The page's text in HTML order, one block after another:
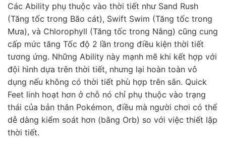
Các Ability phụ thuộc vào thời tiết như Sand Rush
(Tăng tốc trong Bão cát), Swift Swim (Tăng tốc trong
Mưa), và Chlorophyll (Tăng tốc trong Nắng) cũng cung
cấp mức tăng Tốc độ 2 lần trong điều kiện thời tiết
tương ứng. Những Ability này mạnh mẽ khi kết hợp với
đội hình dựa trên thời tiết, nhưng lại hoàn toàn vô
dụng nếu không có thời tiết phù hợp trên sân. Quick
Feet linh hoạt hơn ở chỗ nó chỉ phụ thuộc vào trạng
thái của bản thân Pokémon, điều mà người chơi có thể
dễ dàng kiểm soát hơn (bằng Orb) so với việc thiết lập
thời tiết.